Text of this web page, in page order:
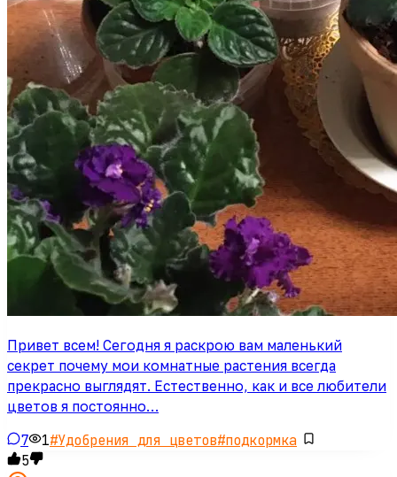
Привет всем! Сегодня я раскрою вам маленький
секрет почему мои комнатные растения всегда
прекрасно выглядят. Естественно, как и все любители
цветов я постоянно…
7 1#Удобрения для цветов#подкормка
5